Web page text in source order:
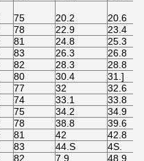
75 20.2
20.6
78 22.9
23.4
81 24.8
25.3
83 26.3
26.8
82 28.3
28.8
80 30.4
31.]
77 32
32.6
74 33.1 33.8
75 34.2
34.9
78 38.8
39.6
81 42
42.8
83 44.S
4S.
82 7.9 48.9